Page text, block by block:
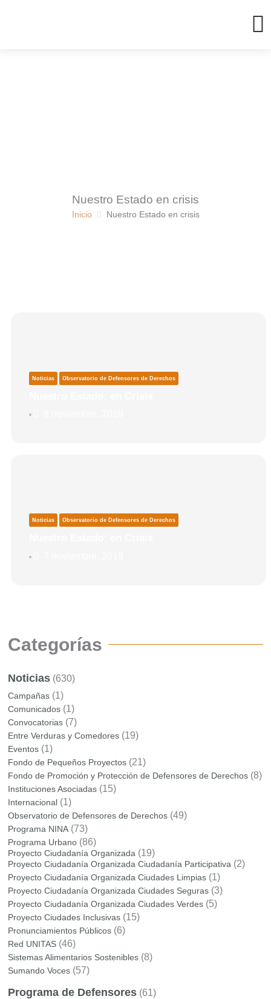
Nuestro Estado en crisis
Inicio Nuestro Estado en crisis
Categorías
Noticias (630)
Campañas (1)
Comunicados (1)
Convocatorias (7)
Entre Verduras y Comedores (19)
Eventos (1)
Fondo de Pequeños Proyectos (21)
Fondo de Promoción y Protección de Defensores de Derechos (8)
Instituciones Asociadas (15)
Internacional (1)
Observatorio de Defensores de Derechos (49)
Programa NINA (73)
Programa Urbano (86)
Proyecto Ciudadanía Organizada (19)
Proyecto Ciudadanía Organizada Ciudadanía Participativa (2)
Proyecto Ciudadanía Organizada Ciudades Limpias (1)
Proyecto Ciudadanía Organizada Ciudades Seguras (3)
Proyecto Ciudadanía Organizada Ciudades Verdes (5)
Proyecto Ciudades Inclusivas (15)
Pronunciamientos Públicos (6)
Red UNITAS (46)
Sistemas Alimentarios Sostenibles (8)
Sumando Voces (57)
Programa de Defensores (61)
Noticias Observatorio de Defensores de Derechos
•
Noticias Observatorio de Defensores de Derechos
•